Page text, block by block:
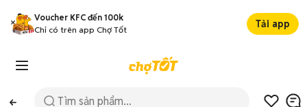
Voucher KFC đến 100k
Chỉ có trên app Chợ Tốt
Tải app